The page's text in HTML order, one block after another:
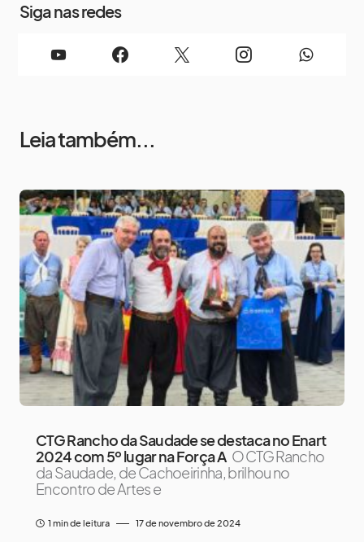
Siga nas redes
Leia também...
CTG Rancho da Saudade se destaca no Enart
2024 com 5º lugar na Força A O CTG Rancho
da Saudade, de Cachoeirinha, brilhou no
Encontro de Artes e
1 min de leitura 17 de novembro de 2024